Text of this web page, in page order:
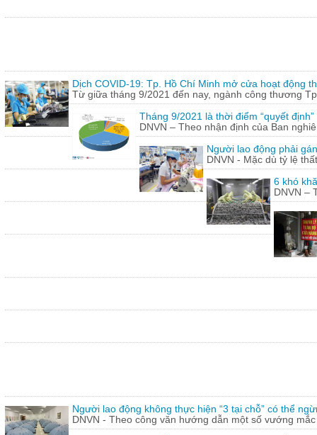
Dịch COVID-19: Tp. Hồ Chí Minh mở cửa hoạt động
Từ giữa tháng 9/2021 đến nay, ngành công thương
Tháng 9/2021 là thời điểm “quyết
DNVN – Theo nhận định của Ban
Người lao động phải
DNVN - Mặc dù tỷ lệ
6 khó
DNVN –
Người lao động không thực hiện “3 tại chỗ” có thể
DNVN - Theo công văn hướng dẫn một số vướng